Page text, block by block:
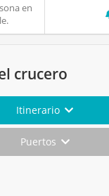
en
crucero
Itinerario
Puertos